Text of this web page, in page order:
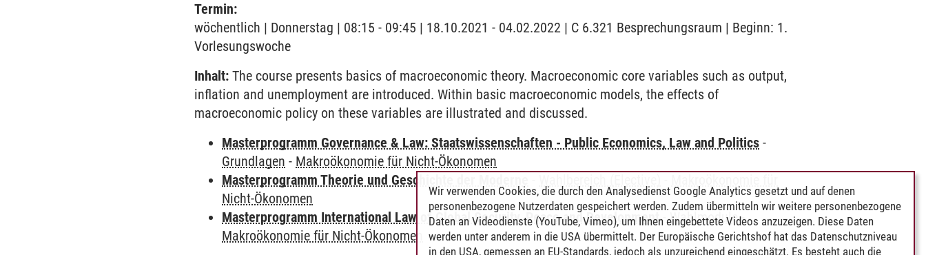
Termin:
wöchentlich | Donnerstag | 08:15 - 09:45 | 18.10.2021 - 04.02.2022 | C 6.321 Besprechungsraum | Beginn: 1.
Vorlesungswoche
Inhalt: The course presents basics of macroeconomic theory. Macroeconomic core variables such as output,
inflation and unemployment are introduced. Within basic macroeconomic models, the effects of
macroeconomic policy on these variables are illustrated and discussed.
Masterprogramm Governance & Law: Staatswissenschaften - Public Economics, Law and Politics -
Grundlagen - Makroökonomie für Nicht-Ökonomen
Masterprogramm Theorie und Geschichte der Moderne
Nicht-Ökonomen
Masterprogramm International Law of Global Security, Peace and Development-Wahlmodule-
Makroökonomie für Nicht-Ökonomen
Wir verwenden Cookies, die durch den Analysedienst Google Analytics gesetzt und auf denen
personenbezogene Nutzerdaten gespeichert werden. Zudem übermitteln wir weitere personenbezogene
Daten an Videodienste (YouTube, Vimeo), um Ihnen eingebettete Videos anzuzeigen. Diese Daten
werden unter anderem in die USA übermittelt. Der Europäische Gerichtshof hat das Datenschutzniveau
in den USA, gemessen an EU-Standards, jedoch als unzureichend eingeschätzt. Es besteht auch die